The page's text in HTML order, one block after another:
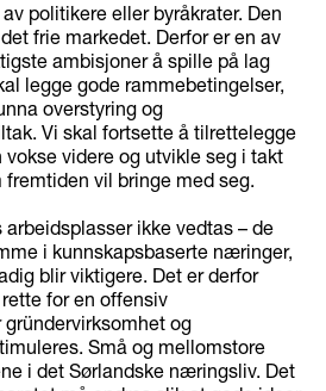
politikere eller byråkrater. Den
frie markedet. Derfor er en av
ambisjoner å spille på lag
legge gode rammebetingelser,
overstyring og
Vi skal fortsette å tilrettelegge
videre og utvikle seg i takt
vil bringe med seg.
ikke vedtas – de
i kunnskapsbaserte næringer,
blir viktigere. Det er derfor
for en offensiv
og
Små og mellomstore
i det Sørlandske næringsliv. Det